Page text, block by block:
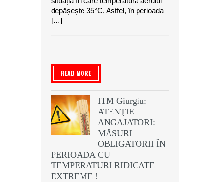
depășește 35°C. Astfel, în perioada
[…]
READ MORE
ITM Giurgiu:
ATENŢIE
ANGAJATORI:
MĂSURI
OBLIGATORII ÎN
PERIOADA CU
TEMPERATURI RIDICATE
EXTREME !